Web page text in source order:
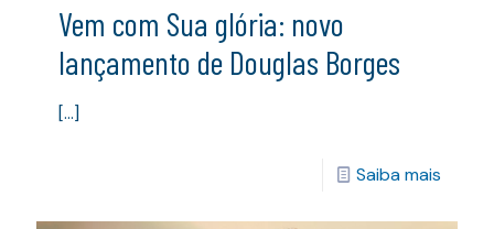
Vem com Sua glória: novo
lançamento de Douglas Borges
[…]
Saiba mais